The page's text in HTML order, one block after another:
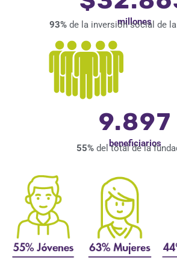
millones
93% de la inversión social de
9.897
beneficiarios
55% del total de la